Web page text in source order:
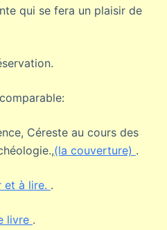
qui se fera un plaisir de
Céreste au cours des
(la couverture) .
et à lire. .
livre .